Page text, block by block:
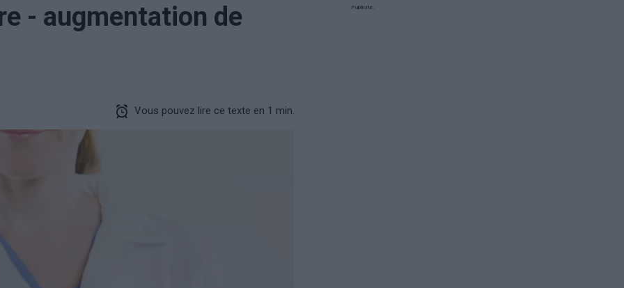
- augmentation de
Vous pouvez lire ce texte en 1 min.
Publicité: